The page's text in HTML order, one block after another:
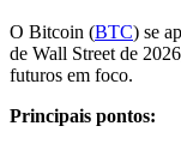
O Bitcoin (BTC) se
de Wall Street de
futuros em foco.
Principais pontos: